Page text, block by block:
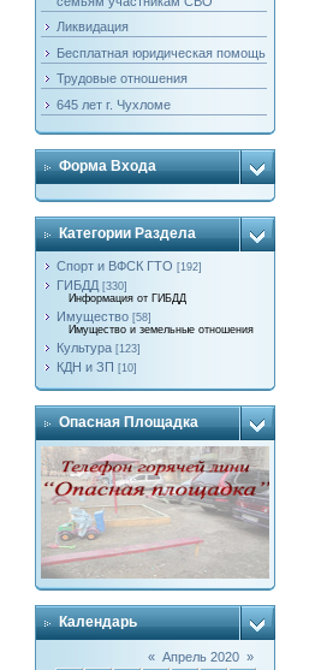
Ликвидация
Бесплатная юридическая помощь
Трудовые отношения
645 лет г. Чухломе
Форма Входа
Категории Раздела
Спорт и ВФСК ГТО [192]
ГИБДД [330]
Информация от ГИБДД
Имущество [58]
Имущество и земельные отношения
Культура [123]
КДН и ЗП [10]
Опасная Площадка
Календарь
« Апрель 2020 »